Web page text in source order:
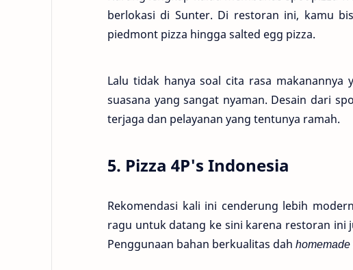
berlokasi di Sunter. Di restoran ini, kamu
piedmont pizza hingga salted egg pizza.
Lalu tidak hanya soal cita rasa
suasana yang sangat nyaman. Desain dari
terjaga dan pelayanan yang tentunya ramah.
5. Pizza 4P's Indonesia
Rekomendasi kali ini cenderung lebih
ragu untuk datang ke sini karena restoran ini
Penggunaan bahan berkualitas dah